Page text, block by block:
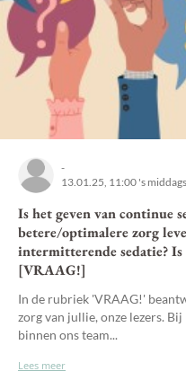
-
13.01.25, 11:00 's middags
Is het geven van continue
betere/optimalere zorg
intermitterende sedatie? Is
[VRAAG!]
In de rubriek 'VRAAG!'
zorg van jullie, onze lezers.
binnen ons team...
Lees meer